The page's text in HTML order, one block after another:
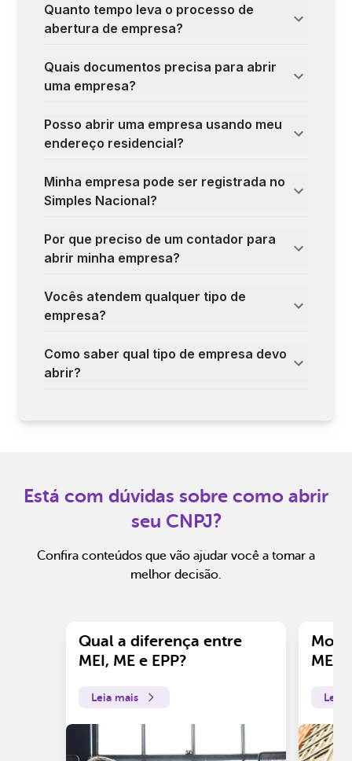
Quanto tempo leva o processo de
abertura de empresa?
Quais documentos precisa para abrir
uma empresa?
Posso abrir uma empresa usando meu
endereço residencial?
Minha empresa pode ser registrada no
Simples Nacional?
Por que preciso de um contador para
abrir minha empresa?
Vocês atendem qualquer tipo de
empresa?
Como saber qual tipo de empresa devo
abrir?
Está com dúvidas sobre como abrir
seu CNPJ?
Confira conteúdos que vão ajudar você a tomar a
melhor decisão.
Qual a diferença entre
MEI, ME e EPP?
Leia mais
ME?
Leia